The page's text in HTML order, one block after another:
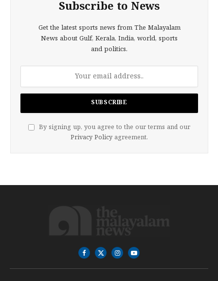
Subscribe to News
Get the latest sports news from The Malayalam
News about Gulf, Kerala, India, world, sports
and politics.
By signing up, you agree to the our terms and our
Privacy Policy agreement.
Facebook
X
(Twitter)
InstagramYouTube